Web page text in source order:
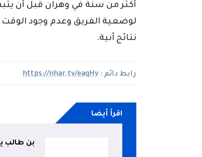
أكثر من سنة في وهران قبل أن
لوضعية الفريق وعدم وجود الوقت
نتائج آنية.
رابط دائم :https://nhar.tv/eaqHv
اقرأ أيضا
بن طالب